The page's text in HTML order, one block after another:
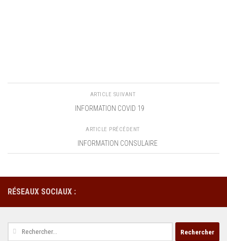
ARTICLE SUIVANT
INFORMATION COVID 19
ARTICLE PRÉCÉDENT
INFORMATION CONSULAIRE
RÉSEAUX SOCIAUX :
Rechercher :